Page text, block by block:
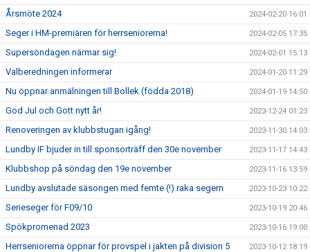
Årsmöte 2024 2024-02-20 16:01
Seger i HM-premiären för herrseniorerna! 2024-02-05 17:35
Supersöndagen närmar sig! 2024-02-01 15:13
Valberedningen informerar 2024-01-20 11:29
Nu öppnar anmälningen till Bollek (födda 2018) 2024-01-19 14:50
God Jul och Gott nytt år! 2023-12-24 01:23
Renoveringen av klubbstugan igång! 2023-11-30 14:03
Lundby IF bjuder in till sponsorträff den 30e november 2023-11-17 14:43
Klubbshop på söndag den 19e november 2023-11-16 13:59
Lundby avslutade säsongen med femte (!) raka segern 2023-10-23 10:22
Serieseger för F09/10 2023-10-19 20:46
Spökpromenad 2023 2023-10-16 19:00
Herrseniorerna öppnar för provspel i jakten på division 5 2023-10-12 18:19